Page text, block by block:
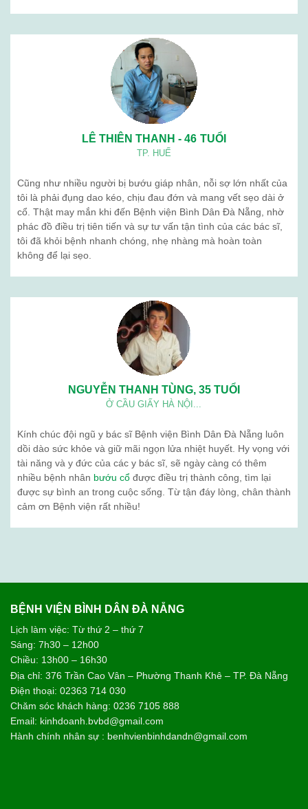
LÊ THIÊN THANH - 46 TUỔI
TP. HUẾ
Cũng như nhiều người bị bướu giáp nhân, nỗi sợ lớn nhất của
tôi là phải đụng dao kéo, chịu đau đớn và mang vết sẹo dài ở
cổ. Thật may mắn khi đến Bệnh viện Bình Dân Đà Nẵng, nhờ
phác đồ điều trị tiên tiến và sự tư vấn tận tình của các bác sĩ,
tôi đã khỏi bệnh nhanh chóng, nhẹ nhàng mà hoàn toàn
không để lại sẹo.
NGUYỄN THANH TÙNG, 35 TUỔI
Ở CẦU GIẤY HÀ NỘI...
Kính chúc đội ngũ y bác sĩ Bệnh viện Bình Dân Đà Nẵng luôn
dồi dào sức khỏe và giữ mãi ngọn lửa nhiệt huyết. Hy vọng với
tài năng và y đức của các y bác sĩ, sẽ ngày càng có thêm
nhiều bệnh nhân bướu cổ được điều trị thành công, tìm lại
được sự bình an trong cuộc sống. Từ tận đáy lòng, chân thành
cảm ơn Bệnh viện rất nhiều!
BỆNH VIỆN BÌNH DÂN ĐÀ NẴNG
Lịch làm việc: Từ thứ 2 – thứ 7
Sáng: 7h30 – 12h00
Chiều: 13h00 – 16h30
Địa chỉ: 376 Trần Cao Vân – Phường Thanh Khê – TP. Đà Nẵng
Điện thoại: 02363 714 030
Chăm sóc khách hàng: 0236 7105 888
Email: kinhdoanh.bvbd@gmail.com
Hành chính nhân sự : benhvienbinhdandn@gmail.com